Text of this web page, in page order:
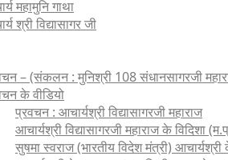
महामुनि गाथा
श्री विद्यासागर जी
– (संकलन : मुनिश्री 108 संधानसागरजी
के वीडियो
प्रवचन : आचार्यश्री ‍विद्यासागरजी महाराज
आचार्यश्री विद्यासागरजी महाराज के विदिशा
सुषमा स्वराज (भारतीय विदेश मंत्री) आचार्यश्री